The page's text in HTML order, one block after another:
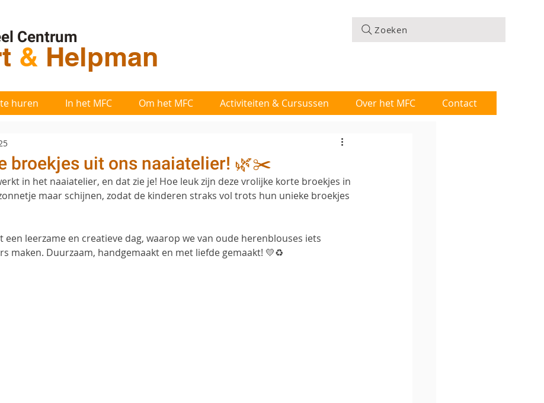
Centrum
& Helpman
Zoeken
huren In het MFC Om het MFC Activiteiten & Cursussen Over het MFC Contact
broekjes uit ons naaiatelier! 🌿✂️
in het naaiatelier, en dat zie je! Hoe leuk zijn deze vrolijke korte broekjes in
maar schijnen, zodat de kinderen straks vol trots hun unieke broekjes
een leerzame en creatieve dag, waarop we van oude herenblouses iets
maken. Duurzaam, handgemaakt en met liefde gemaakt! 💛♻️